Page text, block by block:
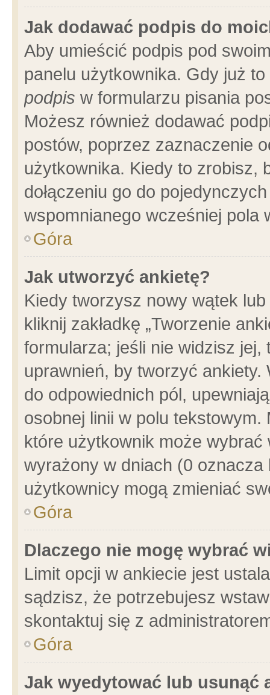
Jak dodawać podpis do
Aby umieścić podpis pod
panelu użytkownika. Gdy już
podpis w formularzu pisania
Możesz również dodawać
postów, poprzez zaznaczenie
użytkownika. Kiedy to zrobisz,
dołączeniu go do
wspomnianego wcześniej pola
Góra
Jak utworzyć ankietę?
Kiedy tworzysz nowy wątek
kliknij zakładkę „Tworzenie
formularza; jeśli nie widzisz
uprawnień, by tworzyć ankiety.
do odpowiednich pól,
osobnej linii w polu
które użytkownik może
wyrażony w dniach (0
użytkownicy mogą zmieniać
Góra
Dlaczego nie mogę wybrać
Limit opcji w ankiecie jest
sądzisz, że potrzebujesz
skontaktuj się z
Góra
Jak wyedytować lub usunąć